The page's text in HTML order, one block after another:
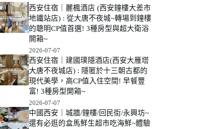
西安住宿｜麗楓酒店 (西安鐘樓大差市
地鐵站店) : 從大唐不夜城~轉場到鐘樓
的聰明CP值首選! 3種房型與超大衛浴
開箱~
2026-07-07
西安住宿｜建國璞隱酒店(西安大雁塔
大唐不夜城店) : 隱匿於十三朝古都的
現代美學，高CP值入住空間! 早餐豐
富! 3種房型開箱~
2026-07-07
中國西安｜城牆/鐘樓/回民街/永興坊~
還有必逛的盒馬鮮生超市吃海鮮~體驗